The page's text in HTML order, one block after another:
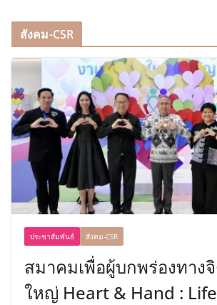
สังคม-CSR
ประชาสัมพันธ์ สังคม-CSR
สมาคมเพื่อผู้บกพร่องทาง
ใหญ่ Heart & Hand :